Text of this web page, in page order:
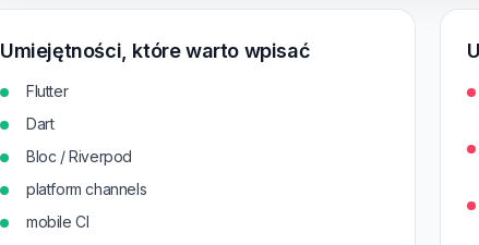
Umiejętności, które warto wpisać
Flutter
Dart
Bloc / Riverpod
platform channels
mobile CI